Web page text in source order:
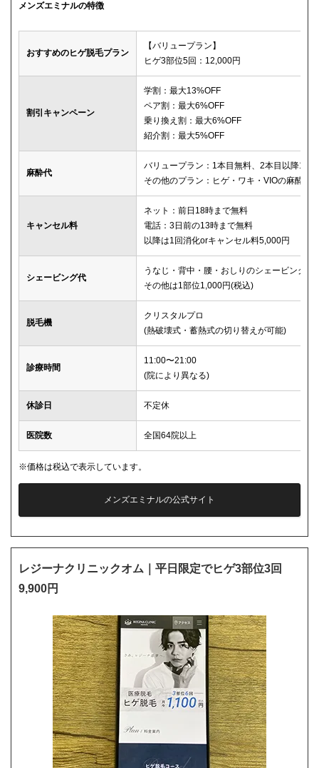
メンズエミナルの特徴
おすすめのヒゲ脱毛プラン
【バリュープラン】
ヒゲ3部位5回：12,000円
割引キャンペーン
学割：最大13%OFF
ペア割：最大6%OFF
乗り換え割：最大6%OFF
紹介割：最大5%OFF
麻酔代
バリュープラン：1本目無料、2本目以降1本
その他のプラン：ヒゲ・ワキ・VIOの麻酔が
キャンセル料
ネット：前日18時まで無料
電話：3日前の13時まで無料
以降は1回消化orキャンセル料5,000円
シェービング代
うなじ・背中・腰・おしりのシェービングは
その他は1部位1,000円(税込)
脱毛機
クリスタルプロ
(熱破壊式・蓄熱式の切り替えが可能)
診療時間
11:00〜21:00
(院により異なる)
休診日 不定休
医院数 全国64院以上
※価格は税込で表示しています。
メンズエミナルの公式サイト
レジーナクリニックオム｜平日限定でヒゲ3部位3回
9,900円